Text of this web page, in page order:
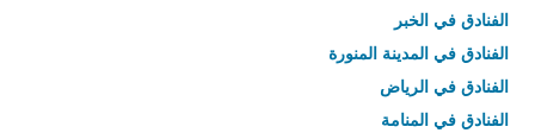
الفنادق في الخبر
الفنادق في المدينة المنورة
الفنادق في الرياض
الفنادق في المنامة